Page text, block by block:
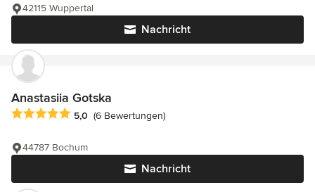
Nachricht
42115 Wuppertal
Anastasiia Gotska
Durchschnittliche Bewertung: 5 von 5 Sternen
5,0 (6 Bewertungen)
Nachricht
44787 Bochum